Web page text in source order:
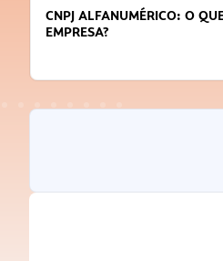
CNPJ ALFANUMÉRICO: O
EMPRESA?